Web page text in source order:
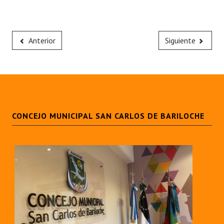
Anterior Siguiente
CONCEJO MUNICIPAL SAN CARLOS DE BARILOCHE